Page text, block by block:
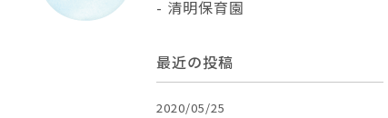
清明保育園
最近の投稿
2020/05/25